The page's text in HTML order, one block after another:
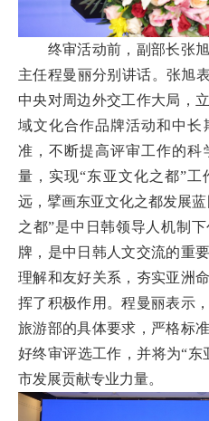
终审活动前， 副部长张旭
主任程曼丽分别讲话。张旭
中央对周边外交工作大局，
域文化合作品牌活动和中
准，不断提高评审工作的
量，实现“东亚文化之都”
远，擘画东亚文化之都发展
之都”是中日韩领导人机制
牌，是中日韩人文交流的重
理解和友好关系，夯实亚洲
挥了积极作用。程曼丽表示
旅游部的具体要求，严格标
好终审评选工作，并将为“
市发展贡献专业力量。